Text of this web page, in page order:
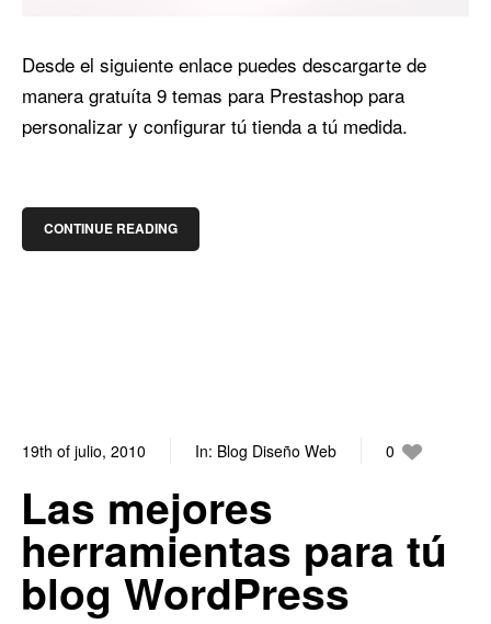
Desde el siguiente enlace puedes descargarte de
manera gratuíta 9 temas para Prestashop para
personalizar y configurar tú tienda a tú medida.
CONTINUE READING
19th of julio, 2010 In: Blog Diseño Web
0
Las mejores
herramientas para tú
blog WordPress